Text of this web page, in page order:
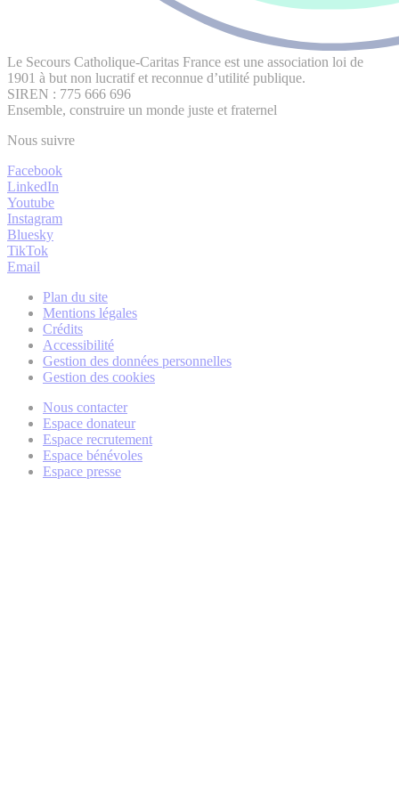
Le Secours Catholique-Caritas France est une association loi de
1901 à but non lucratif et reconnue d’utilité publique.
SIREN : 775 666 696
Ensemble, construire un monde juste et fraternel
Nous suivre
Facebook
LinkedIn
Youtube
Instagram
Bluesky
TikTok
Email
Plan du site
Mentions légales
Crédits
Accessibilité
Gestion des données personnelles
Gestion des cookies
Nous contacter
Espace donateur
Espace recrutement
Espace bénévoles
Espace presse